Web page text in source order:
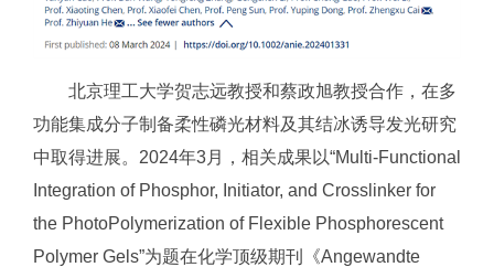
北京理工大学贺志远教授和蔡政旭教授合作，在多
功能集成分子制备柔性磷光材料及其结冰诱导发光研究
中取得进展。2024年3月，相关成果以“Multi-Functional
Integration of Phosphor, Initiator, and Crosslinker for
the PhotoPolymerization of Flexible Phosphorescent
Polymer Gels”为题在化学顶级期刊《Angewandte